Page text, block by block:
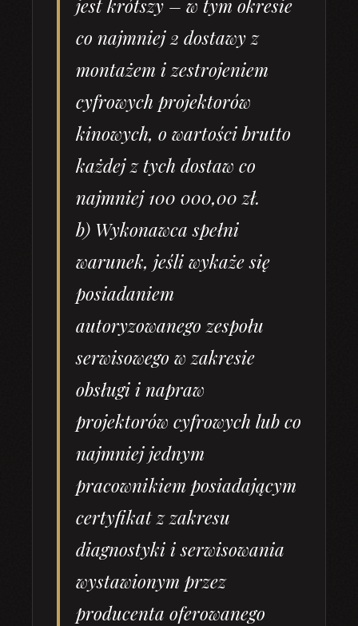
jest krótszy – w tym okresie
co najmniej 2 dostawy z
montażem i zestrojeniem
cyfrowych projektorów
kinowych, o wartości brutto
każdej z tych dostaw co
najmniej 100 000,00 zł.
b) Wykonawca spełni
warunek, jeśli wykaże się
posiadaniem
autoryzowanego zespołu
serwisowego w zakresie
obsługi i napraw
projektorów cyfrowych lub co
najmniej jednym
pracownikiem posiadającym
certyfikat z zakresu
diagnostyki i serwisowania
wystawionym przez
producenta oferowanego